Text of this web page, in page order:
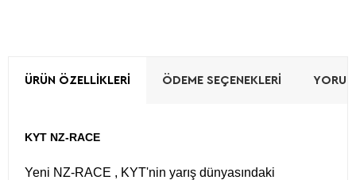
ÜRÜN ÖZELLIKLERI ÖDEME SEÇENEKLERI
KYT NZ-RACE
Yeni NZ-RACE , KYT'nin yarış dünyasındaki